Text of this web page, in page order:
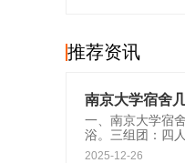
推荐资讯
南京大学宿舍
一、南京大学宿
浴。‌‌‌‌‌‌三组团‌：四
2025-12-26